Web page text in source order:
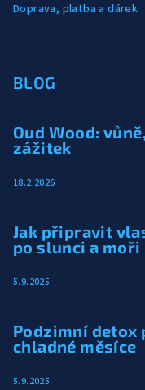
Doprava, platba a dárek
BLOG
Oud Wood:
zážitek
18.2.2026
Jak připravit
po slunci a moři
5.9.2025
Podzimní
chladné měsíce
5.9.2025